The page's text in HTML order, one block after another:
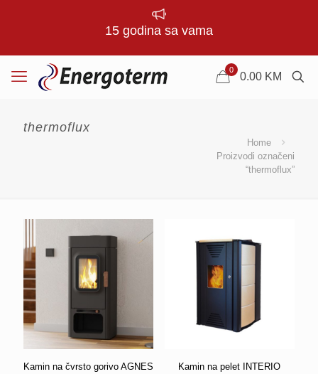
15 godina sa vama
0
0.00 KM
thermoflux
Home
Proizvodi označeni
“thermoflux”
Kamin na čvrsto gorivo AGNES
Kamin na pelet INTERIO